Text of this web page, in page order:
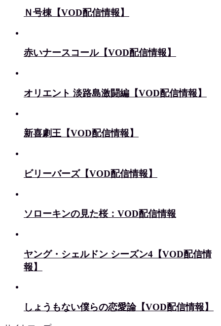
Ｎ号棟【VOD配信情報】
赤いナースコール【VOD配信情報】
オリエント 淡路島激闘編【VOD配信情報】
新喜劇王【VOD配信情報】
ビリーバーズ【VOD配信情報】
ソローキンの見た桜：VOD配信情報
ヤング・シェルドン シーズン4【VOD配信情
報】
しょうもない僕らの恋愛論【VOD配信情報】